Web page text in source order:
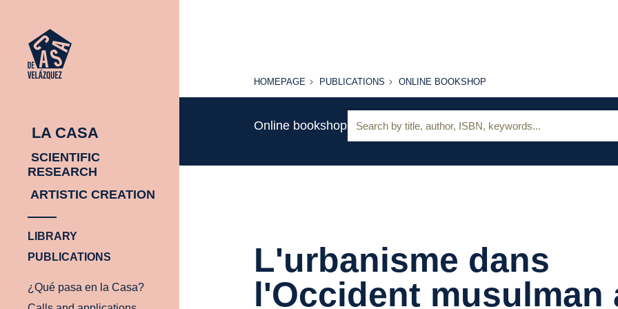
LA CASA
SCIENTIFIC
RESEARCH
ARTISTIC CREATION
LIBRARY
PUBLICATIONS
¿Qué pasa en la Casa?
HOMEPAGE
HOMEPAGE PUBLICATIONS
PUBLICATIONS
ONLINE
ONLINE BOOKSHOP
Online bookshop
L'urbanisme dans
l'Occident musulman